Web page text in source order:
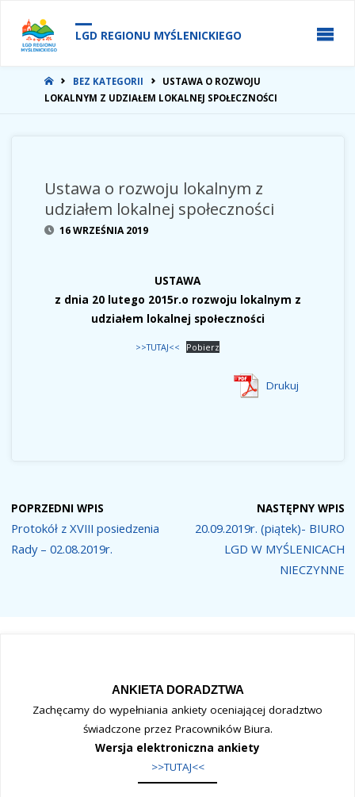
LGD REGIONU MYŚLENICKIEGO
STRONA
GŁÓWNA
BEZ KATEGORII
USTAWA O ROZWOJU
LOKALNYM Z UDZIAŁEM LOKALNEJ SPOŁECZNOŚCI
Ustawa o rozwoju lokalnym z
udziałem lokalnej społeczności
16 WRZEŚNIA 2019
USTAWA
z dnia 20 lutego 2015r.o rozwoju lokalnym z
udziałem lokalnej społeczności
>>TUTAJ<< Pobierz
Drukuj
POPRZEDNI WPIS
Protokół z XVIII posiedzenia
Rady – 02.08.2019r.
NASTĘPNY WPIS
20.09.2019r. (piątek)- BIURO
LGD W MYŚLENICACH
NIECZYNNE
ANKIETA DORADZTWA
Zachęcamy do wypełniania ankiety oceniającej doradztwo
świadczone przez Pracowników Biura.
Wersja elektroniczna ankiety
>>TUTAJ<<